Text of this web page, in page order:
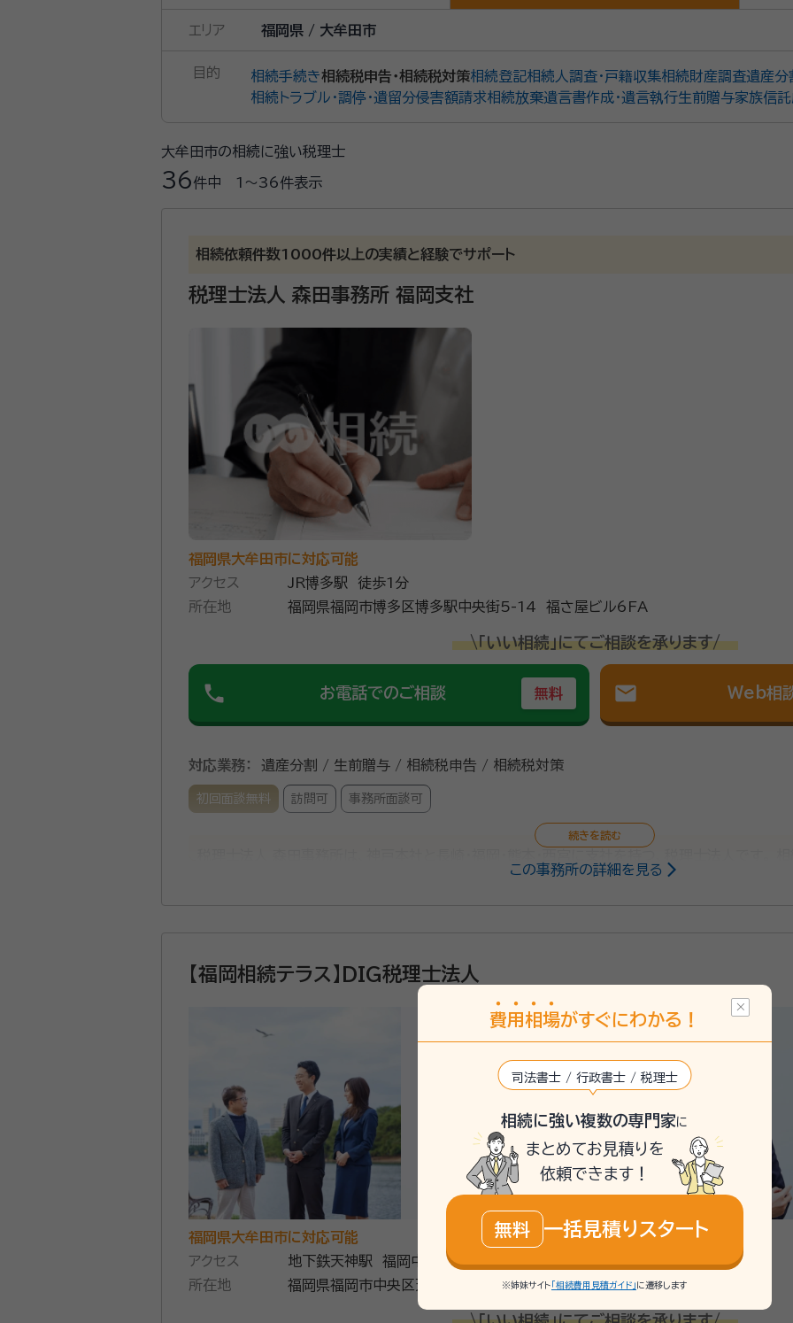
エリア 福岡県 / 大牟田市
目的 相続手続き相続税申告・相続税対策相続登記相続人調査・戸籍収集相続財産調査遺産分
相続トラブル・調停・遺留分侵害額請求相続放棄遺言書作成・遺言執行生前贈与家族信託
大牟田市の相続に強い税理士
36件中 1〜36件表示
相続依頼件数1000件以上の実績と経験でサポート
税理士法人 森田事務所 福岡支社
福岡県大牟田市に対応可能
アクセス
JR博多駅 徒歩1分
所在地
福岡県福岡市博多区博多駅中央街5-14 福さ屋ビル6FA
\「いい相続」にてご相談を承ります/
phone お電話でのご相談 無料 mail Web相
対応業務： 遺産分割 / 生前贈与 / 相続税申告 / 相続税対策
初回面談無料 訪問可 事務所面談可
ごとや紛争は避けたいことと思いますが、問題が起きているご遺族は少なくありません。1000
この事務所の詳細を見る
【福岡相続テラス】DIG税理士法人
福岡県大牟田市に対応可能
アクセス
地下鉄天神駅 福岡中央郵便局から北へ徒歩１分
所在地
福岡県福岡市中央区天神4丁目3-30天神ビル新館2階
費用 相場がすぐにわかる！
司法書士 / 行政書士 / 税理士
相続に強い複数の専門家に
まとめてお見積りを
依頼できます！
無料 一括見積りスタート
※姉妹サイト 「相続費用見積ガイド」 に遷移します